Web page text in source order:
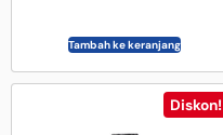
Tambah ke keranjang
Diskon!